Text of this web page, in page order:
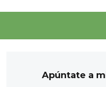
Apúntate a